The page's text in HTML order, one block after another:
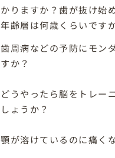
かりますか？歯が抜け始
年齢層は何歳くらいです
歯周病などの予防にモン
すか？
どうやったら脳をトレー
しょうか？
顎が溶けているのに痛く